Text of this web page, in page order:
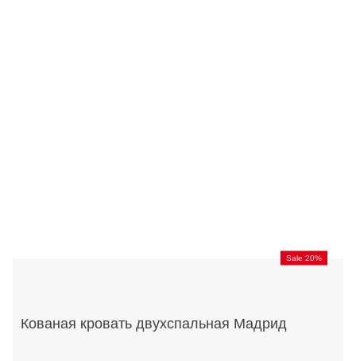
Sale 20%
Кованая кровать двухспальная Мадрид